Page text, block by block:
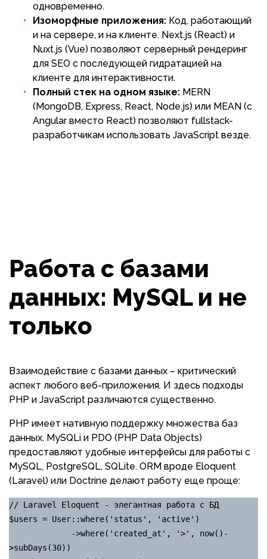
одновременно.
Изоморфные приложения: Код, работающий
и на сервере, и на клиенте. Next.js (React) и
Nuxt.js (Vue) позволяют серверный рендеринг
для SEO с последующей гидратацией на
клиенте для интерактивности.
Полный стек на одном языке: MERN
(MongoDB, Express, React, Node.js) или MEAN (с
Angular вместо React) позволяют fullstack-
разработчикам использовать JavaScript везде.
Работа с базами
данных: MySQL и не
только
Взаимодействие с базами данных – критический
аспект любого веб-приложения. И здесь подходы
PHP и JavaScript различаются существенно.
PHP имеет нативную поддержку множества баз
данных. MySQLi и PDO (PHP Data Objects)
предоставляют удобные интерфейсы для работы с
MySQL, PostgreSQL, SQLite. ORM вроде Eloquent
(Laravel) или Doctrine делают работу еще проще:
// Laravel Eloquent - элегантная работа с БД
$users = User::where('status', 'active')
>subDays(30))